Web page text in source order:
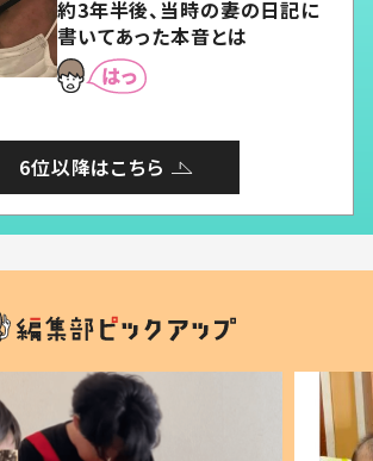
約3年半後、当時の妻の日記に
書いてあった本音とは
6位以降はこちら